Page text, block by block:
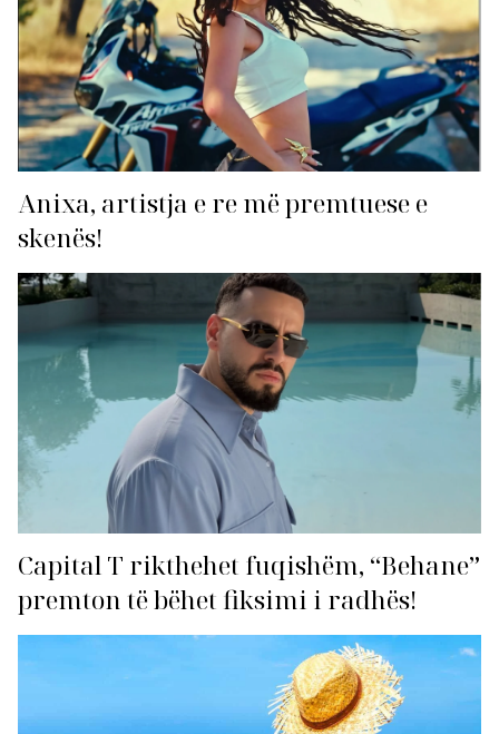
Anixa, artistja e re më premtuese e
skenës!
Capital T rikthehet fuqishëm, “Behane”
premton të bëhet fiksimi i radhës!